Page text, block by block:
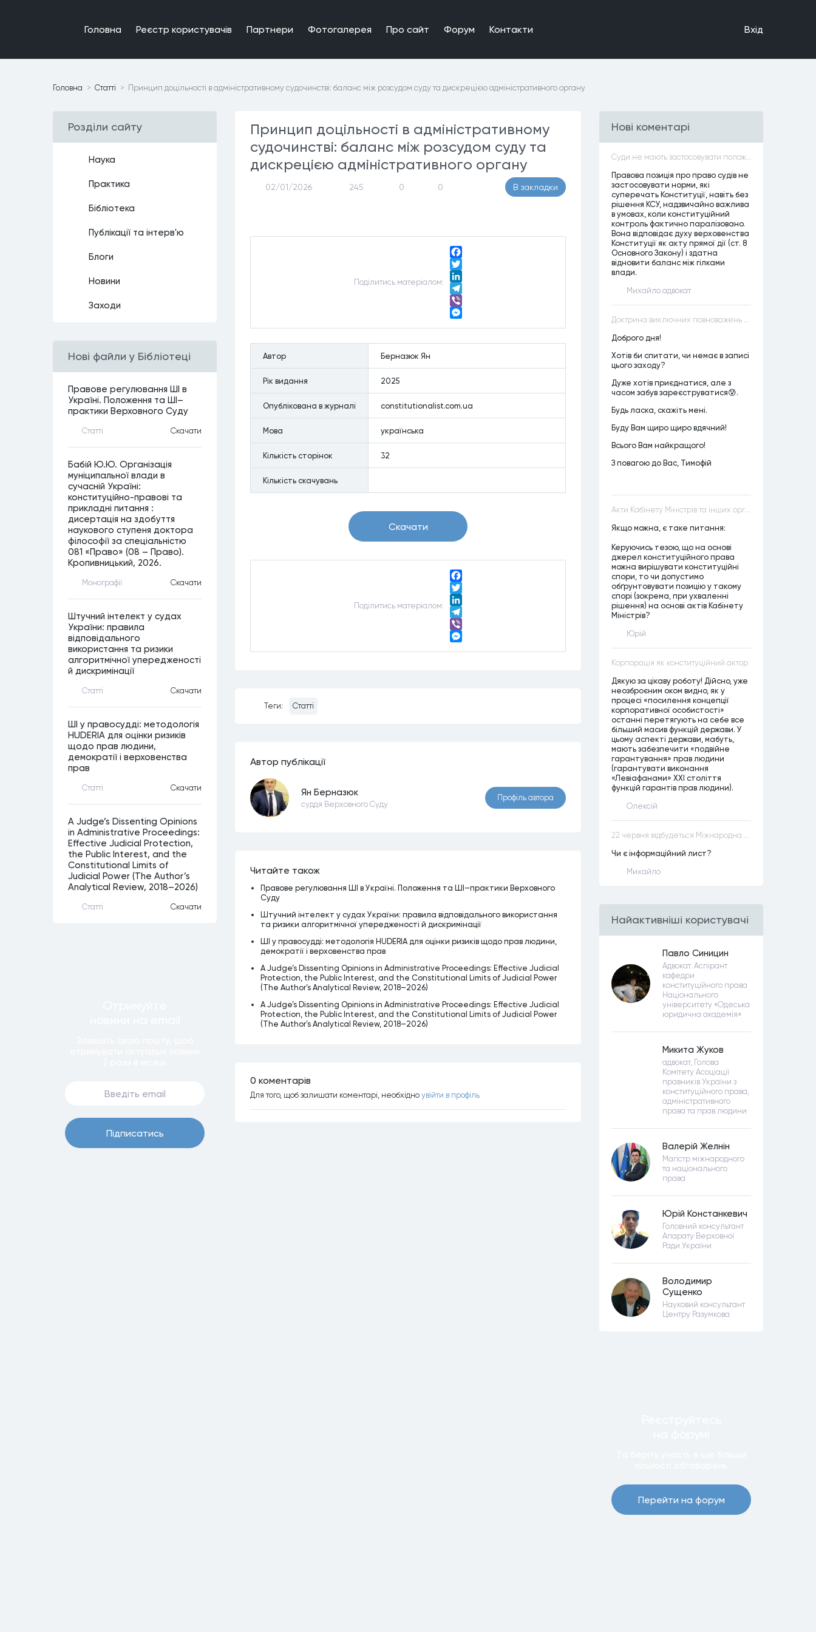
Головна Реєстр користувачiв Партнери Фотогалерея Про сайт Форум Контакти Вхiд
Головна Статтi Принцип доцільності в адміністративному судочинстві: баланс між розсудом суду та дискрецією адміністративного органу
Роздiли сайту
Наука
Практика
Бiблiотека
Публiкацiї та iнтерв'ю
Блоги
Новини
Заходи
Нові файли у Бібліотеці
Правове регулювання ШІ в
Україні. Положення та ШІ–
практики Верховного Суду
Статтi Скачати
Бабій Ю.Ю. Організація
муніципальної влади в
сучасній Україні:
конституційно-правові та
прикладні питання :
дисертація на здобуття
наукового ступеня доктора
філософії за спеціальністю
081 «Право» (08 – Право).
Кропивницький, 2026.
Монографiї Скачати
Штучний інтелект у судах
України: правила
відповідального
використання та ризики
алгоритмічної упередженості
й дискримінації
Статтi Скачати
ШІ у правосудді: методологія
HUDERIA для оцінки ризиків
щодо прав людини,
демократії і верховенства
прав
Статтi Скачати
A Judge’s Dissenting Opinions
in Administrative Proceedings:
Effective Judicial Protection,
the Public Interest, and the
Constitutional Limits of
Judicial Power (The Author’s
Analytical Review, 2018–2026)
Статтi Скачати
Пiдписатись
Принцип доцільності в адміністративному
судочинстві: баланс між розсудом суду та
дискрецією адміністративного органу
02/01/2026 245 0 0 В закладки
Подiлитись матерiалом:
Facebook
Twitter
LinkedIn
Telegram
Viber
Автор Берназюк Ян
Рiк видання 2025
Опублiкована в журналi constitutionalist.com.ua
Мова українська
Кiлькiсть сторiнок 32
Кiлькiсть скачувань
Скачати
Подiлитись матерiалом:
Facebook
Twitter
LinkedIn
Telegram
Viber
Теги: Статті
Автор публiкацiї
Ян Берназюк
суддя Верховного Суду
Профiль автора
Читайте також
Правове регулювання ШІ в Україні. Положення та ШІ–практики Верховного
Суду
Штучний інтелект у судах України: правила відповідального використання
та ризики алгоритмічної упередженості й дискримінації
ШІ у правосудді: методологія HUDERIA для оцінки ризиків щодо прав людини,
демократії і верховенства прав
A Judge’s Dissenting Opinions in Administrative Proceedings: Effective Judicial
Protection, the Public Interest, and the Constitutional Limits of Judicial Power
(The Author’s Analytical Review, 2018–2026)
A Judge’s Dissenting Opinions in Administrative Proceedings: Effective Judicial
Protection, the Public Interest, and the Constitutional Limits of Judicial Power
(The Author’s Analytical Review, 2018–2026)
0 коментарiв
Для того, щоб залишати коментарi, необхiдно увiйти в профiль
Нові коментарі
Суди не мають застосовувати положення законів, які не відповідають Конституції, незалежно від того, чи визнавалися вони Конституційним Судом України неконституційними, тобто закони, що суперечать Конституції України не можуть застосовуватися навіть у випадках, коли вони є чинними
Правова позиція про право судів не
застосовувати норми, які
суперечать Конституції, навіть без
рішення КСУ, надзвичайно важлива
в умовах, коли конституційний
контроль фактично паралізовано.
Вона відповідає духу верховенства
Конституції як акту прямої дії (ст. 8
Основного Закону) і здатна
відновити баланс між гілками
влади.
Михайло адвокат
Доктрина виключних повноважень VS Доктрина прихованих повноважень
Доброго дня!
Хотів би спитати, чи немає в записі
цього заходу?
Дуже хотів приєднатися, але з
часом забув зареєструватися😰.
Будь ласка, скажіть мені.
Буду Вам щиро щиро вдячний!
Всього Вам найкращого!
З повагою до Вас, Тимофій
Акти Кабінету Міністрів та інших органів державної влади як джерела конституційного права
Якщо можна, є таке питання:
Керуючись тезою, що на основі
джерел конституційного права
можна вирішувати конституційні
спори, то чи допустимо
обґрунтовувати позицію у такому
спорі (зокрема, при ухваленні
рішення) на основі актів Кабінету
Міністрів?
Юрій
Корпорація як конституційний актор
Дякую за цікаву роботу! Дійсно, уже
неозброєним оком видно, як у
процесі «посилення концепції
корпоративної особистості»
останні перетягують на себе все
більший масив функцій держави. У
цьому аспекті держави, мабуть,
мають забезпечити «подвійне
гарантування» прав людини
(гарантувати виконання
«Левіафанами» ХХІ століття
функцій гарантів прав людини).
Олексій
22 червня відбудеться Міжнародна науково-практична конференція “Конституційна демократія в умовах загроз територіальній цілісності та національній безпеці”
Чи є інформаційний лист?
Михайло
Найактивнiшi користувачi
Павло Синицин
Адвокат. Аспірант
кафедри
конституційного права
Національного
університету «Одеська
юридична академія»
Микита Жуков
адвокат, Голова
Комітету Асоціації
правників України з
конституційного права,
адміністративного
права та прав людини
Валерій Желнін
Магістр міжнародного
та національного
права
Юрій Констанкевич
Головний консультант
Апарату Верховної
Ради України
Володимир
Сущенко
Науковий консультант
Центру Разумкова
Перейти на форум